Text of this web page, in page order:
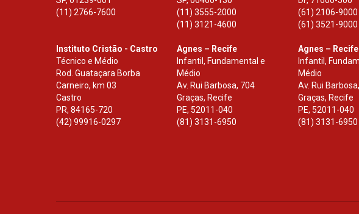
(11) 2766-7600
(11) 3555-2000
(11) 3121-4600
(61) 2106-9000
(61) 3521-9000
Instituto Cristão - Castro
Técnico e Médio
Rod. Guataçara Borba
Carneiro, km 03
Castro
PR, 84165-720
(42) 99916-0297
Agnes – Recife
Infantil, Fundamental e
Médio
Av. Rui Barbosa, 704
Graças, Recife
PE, 52011-040
(81) 3131-6950
Agnes – Recife
Infantil,
Médio
Av. Rui
Graças, Recife
PE, 52011-040
(81) 3131-6950